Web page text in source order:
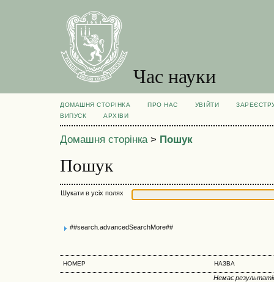
Час науки
ДОМАШНЯ СТОРІНКА ПРО НАС УВІЙТИ
ВИПУСК
АРХІВИ
Домашня сторінка> Пошук
Пошук
Шукати в усіх полях
##search.advancedSearchMore##
НОМЕР НАЗВА
Немає